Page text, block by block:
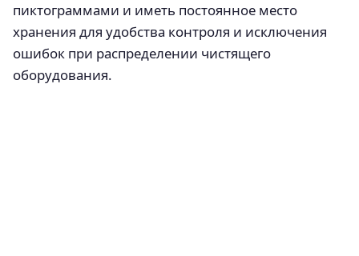
пиктограммами и иметь постоянное место
хранения для удобства контроля и исключения
ошибок при распределении чистящего
оборудования.